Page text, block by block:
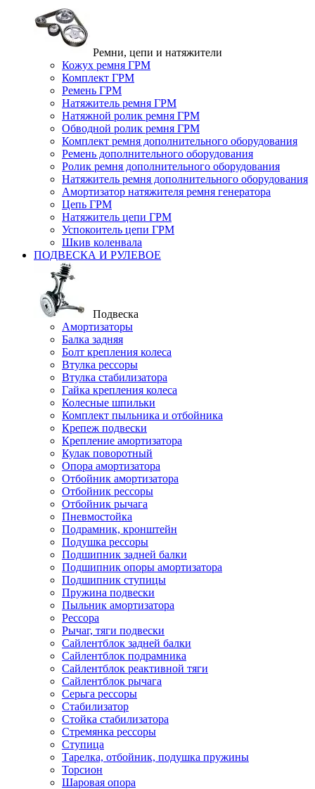
Ремни, цепи и натяжители
Кожух ремня ГРМ
Комплект ГРМ
Ремень ГРМ
Натяжитель ремня ГРМ
Натяжной ролик ремня ГРМ
Обводной ролик ремня ГРМ
Комплект ремня дополнительного оборудования
Ремень дополнительного оборудования
Ролик ремня дополнительного оборудования
Натяжитель ремня дополнительного оборудования
Амортизатор натяжителя ремня генератора
Цепь ГРМ
Натяжитель цепи ГРМ
Успокоитель цепи ГРМ
Шкив коленвала
ПОДВЕСКА И РУЛЕВОЕ
Подвеска
Амортизаторы
Балка задняя
Болт крепления колеса
Втулка рессоры
Втулка стабилизатора
Гайка крепления колеса
Колесные шпильки
Комплект пыльника и отбойника
Крепеж подвески
Крепление амортизатора
Кулак поворотный
Опора амортизатора
Отбойник амортизатора
Отбойник рессоры
Отбойник рычага
Пневмостойка
Подрамник, кронштейн
Подушка рессоры
Подшипник задней балки
Подшипник опоры амортизатора
Подшипник ступицы
Пружина подвески
Пыльник амортизатора
Рессора
Рычаг, тяги подвески
Сайлентблок задней балки
Сайлентблок подрамника
Сайлентблок реактивной тяги
Сайлентблок рычага
Серьга рессоры
Стабилизатор
Стойка стабилизатора
Стремянка рессоры
Ступица
Тарелка, отбойник, подушка пружины
Торсион
Шаровая опора